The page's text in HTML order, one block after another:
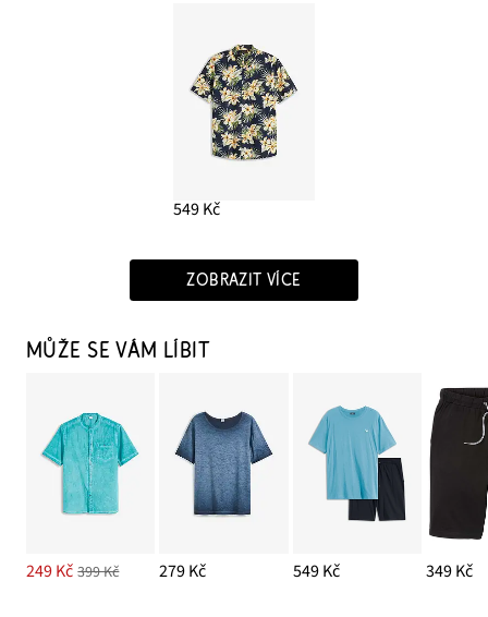
549 Kč
ZOBRAZIT VÍCE
MŮŽE SE VÁM LÍBIT
249 Kč 399 Kč 279 Kč 549 Kč 349 Kč